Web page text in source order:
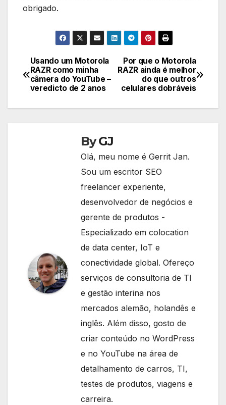
obrigado.
Navegação
de
Post
Por que o Motorola
RAZR ainda é melhor
do que outros
celulares dobráveis
Usando um Motorola
RAZR como minha
câmera do YouTube –
veredicto de 2 anos
ByGJ
Olá, meu nome é Gerrit Jan.
Sou um escritor SEO
freelancer experiente,
desenvolvedor de negócios e
gerente de produtos -
Especializado em colocation
de data center, IoT e
conectividade global. Ofereço
serviços de consultoria de TI
e gestão interina nos
mercados alemão, holandês e
inglês. Além disso, gosto de
criar conteúdo no WordPress
e no YouTube na área de
detalhamento de carros, TI,
testes de produtos, viagens e
carreira.